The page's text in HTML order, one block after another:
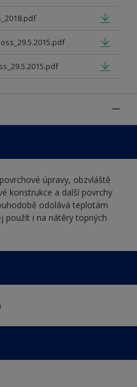
úpravy, obzvláště
konstrukce a další povrchy
odolává teplotám
použít i na nátěry topných